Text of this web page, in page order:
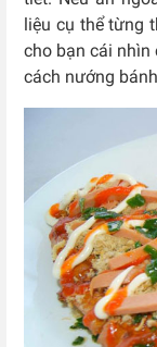
liệu cụ thể từng
cho bạn cái nhìn
cách nướng